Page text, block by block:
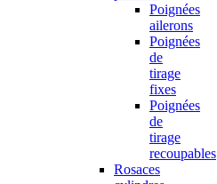
Poignées
ailerons
Poignées
de
tirage
fixes
Poignées
de
tirage
recoupables
Rosaces